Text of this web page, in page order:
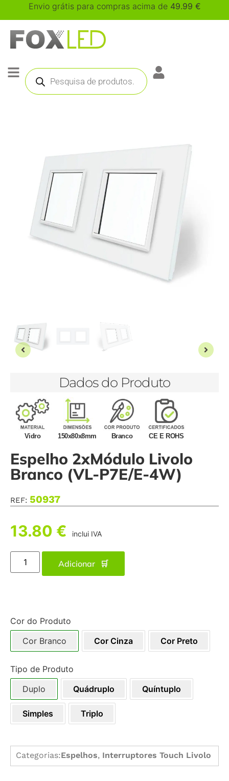
Envio grátis para compras acima de 49.99 €
Dados do Produto
Vidro 150x80x8mm Branco CE E ROHS
Espelho 2xMódulo Livolo
Branco (VL-P7E/E-4W)
REF: 50937
13.80 € inclui IVA
Adicionar
Cor do Produto
Cor Branco
Cor Cinza Cor Preto
Tipo de Produto
Duplo
Quádruplo Quíntuplo
Simples Triplo
Categorias:Espelhos, Interruptores Touch Livolo